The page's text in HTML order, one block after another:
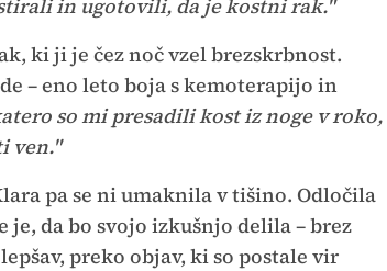
in ugotovili, da je kostni rak."
ki ji je čez noč vzel brezskrbnost.
– eno leto boja s kemoterapijo in
so mi presadili kost iz noge v roko,
ven."
pa se ni umaknila v tišino. Odločila
je, da bo svojo izkušnjo delila – brez
preko objav, ki so postale vir